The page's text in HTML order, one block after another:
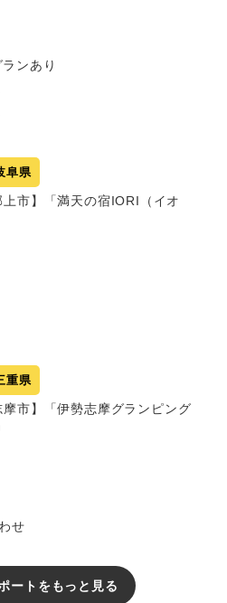
ンあり
阜県
上市】「満天の宿IORI（イオ
重県
摩市】「伊勢志摩グランピング
せ
ートをもっと見る